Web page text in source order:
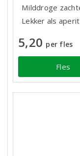
Milddroge
Lekker als
5,20 per fles
Fles